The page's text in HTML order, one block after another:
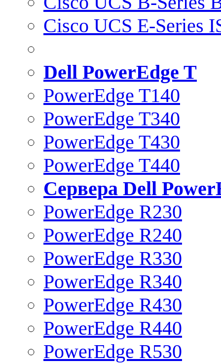
Cisco UCS E-Series
Dell PowerEdge T
PowerEdge T140
PowerEdge T340
PowerEdge T430
PowerEdge T440
Сервера Dell
PowerEdge R230
PowerEdge R240
PowerEdge R330
PowerEdge R340
PowerEdge R430
PowerEdge R440
PowerEdge R530